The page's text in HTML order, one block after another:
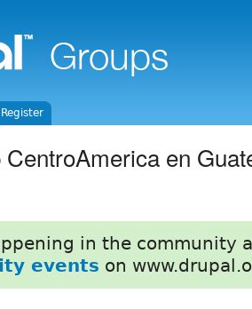
en
in the community
events on